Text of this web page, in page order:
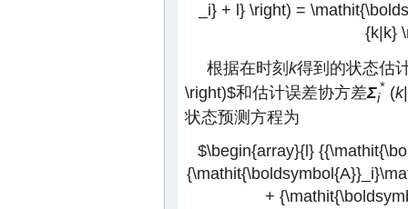
_i} + l} \right) =
{k|k}
根据在时刻k得到的状态估
\right)$和估计误差协方差Σi
* (k|
状态预测方程为
$\begin{array}{l}
+